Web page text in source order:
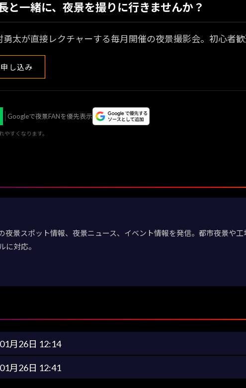
と一緒に、夜景を撮りに行きませんか？
太が直接レクチャーする毎月開催の夜景撮影会。初心者歓
し込み
Googleで夜景FANを優先表示
すくなります。
夜景スポット情報、夜景ニュース、イベント情報を発信。都市夜景や
に対応。
月26日 12:14
月26日 12:41